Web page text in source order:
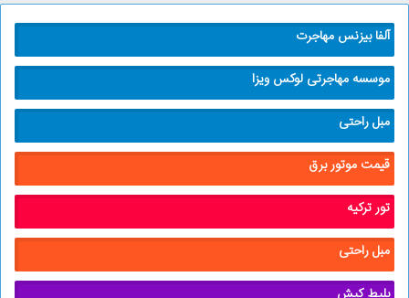
آلفا بیزنس مهاجرت
موسسه مهاجرتی لوکس ویزا
مبل راحتی
قیمت موتور برق
تور ترکیه
مبل راحتی